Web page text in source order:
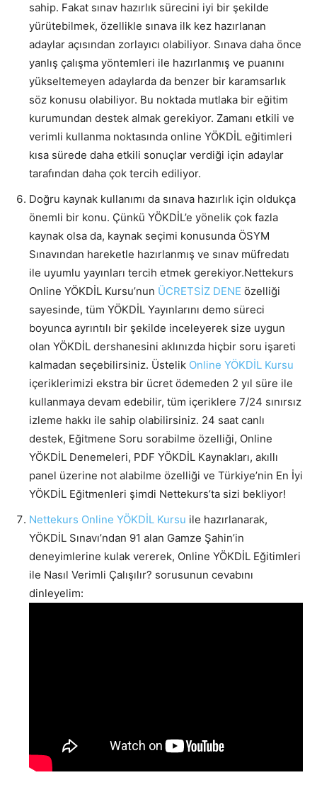
sahip. Fakat sınav hazırlık sürecini iyi bir şekilde
yürütebilmek, özellikle sınava ilk kez hazırlanan
adaylar açısından zorlayıcı olabiliyor. Sınava daha önce
yanlış çalışma yöntemleri ile hazırlanmış ve puanını
yükseltemeyen adaylarda da benzer bir karamsarlık
söz konusu olabiliyor. Bu noktada mutlaka bir eğitim
kurumundan destek almak gerekiyor. Zamanı etkili ve
verimli kullanma noktasında online YÖKDİL eğitimleri
kısa sürede daha etkili sonuçlar verdiği için adaylar
tarafından daha çok tercih ediliyor.
Doğru kaynak kullanımı da sınava hazırlık için oldukça
önemli bir konu. Çünkü YÖKDİL’e yönelik çok fazla
kaynak olsa da, kaynak seçimi konusunda ÖSYM
Sınavından hareketle hazırlanmış ve sınav müfredatı
ile uyumlu yayınları tercih etmek gerekiyor.Nettekurs
Online YÖKDİL Kursu’nun ÜCRETSİZ DENE özelliği
sayesinde, tüm YÖKDİL Yayınlarını demo süreci
boyunca ayrıntılı bir şekilde inceleyerek size uygun
olan YÖKDİL dershanesini aklınızda hiçbir soru işareti
kalmadan seçebilirsiniz. Üstelik Online YÖKDİL Kursu
içeriklerimizi ekstra bir ücret ödemeden 2 yıl süre ile
kullanmaya devam edebilir, tüm içeriklere 7/24 sınırsız
izleme hakkı ile sahip olabilirsiniz. 24 saat canlı
destek, Eğitmene Soru sorabilme özelliği, Online
YÖKDİL Denemeleri, PDF YÖKDİL Kaynakları, akıllı
panel üzerine not alabilme özelliği ve Türkiye’nin En İyi
YÖKDİL Eğitmenleri şimdi Nettekurs’ta sizi bekliyor!
Nettekurs Online YÖKDİL Kursu ile hazırlanarak,
YÖKDİL Sınavı’ndan 91 alan Gamze Şahin’in
deneyimlerine kulak vererek, Online YÖKDİL Eğitimleri
ile Nasıl Verimli Çalışılır? sorusunun cevabını
dinleyelim: